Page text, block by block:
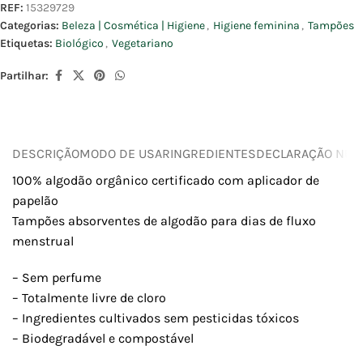
REF: 15329729
Categorias: Beleza | Cosmética | Higiene, Higiene feminina , Tampões
Etiquetas: Biológico , Vegetariano
Partilhar:
DESCRIÇÃOMODO DE USARINGREDIENTESDECLARAÇÃO
100% algodão orgânico certificado com aplicador de
papelão
Tampões absorventes de algodão para dias de fluxo
menstrual
– Sem perfume
– Totalmente livre de cloro
– Ingredientes cultivados sem pesticidas tóxicos
– Biodegradável e compostável